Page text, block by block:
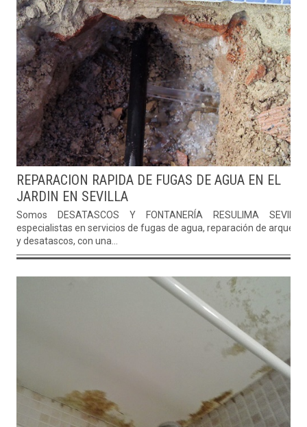
REPARACION RAPIDA DE FUGAS DE AGUA EN EL
JARDIN EN SEVILLA
Somos DESATASCOS Y FONTANERÍA RESULIMA SEVILLA,
especialistas en servicios de fugas de agua, reparación de arquetas
y desatascos, con una...